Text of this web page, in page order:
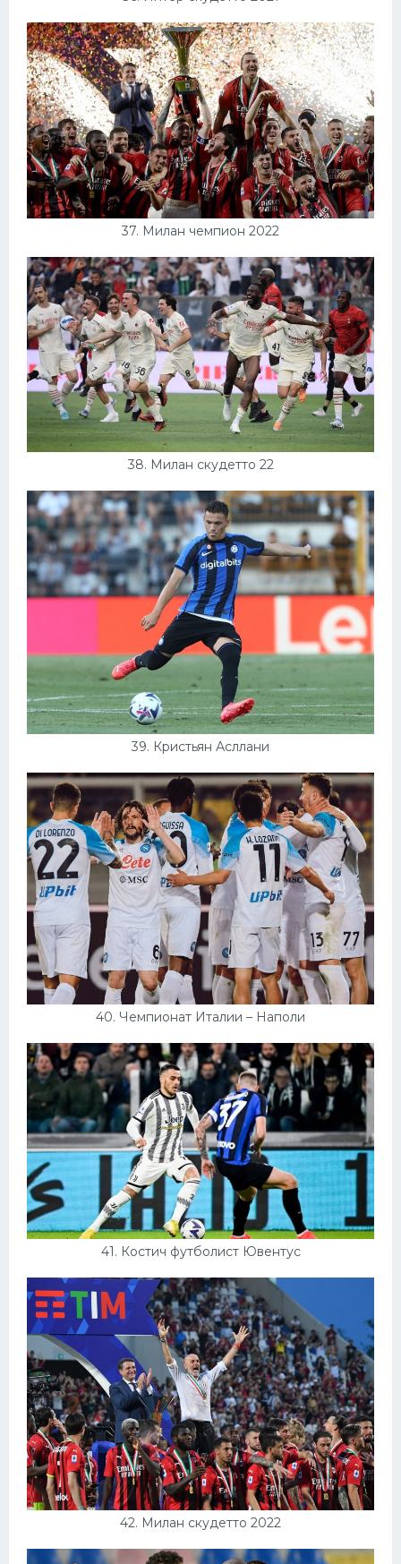
37. Милан чемпион 2022
38. Милан скудетто 22
39. Кристьян Асллани
40. Чемпионат Италии – Наполи
41. Костич футболист Ювентус
42. Милан скудетто 2022